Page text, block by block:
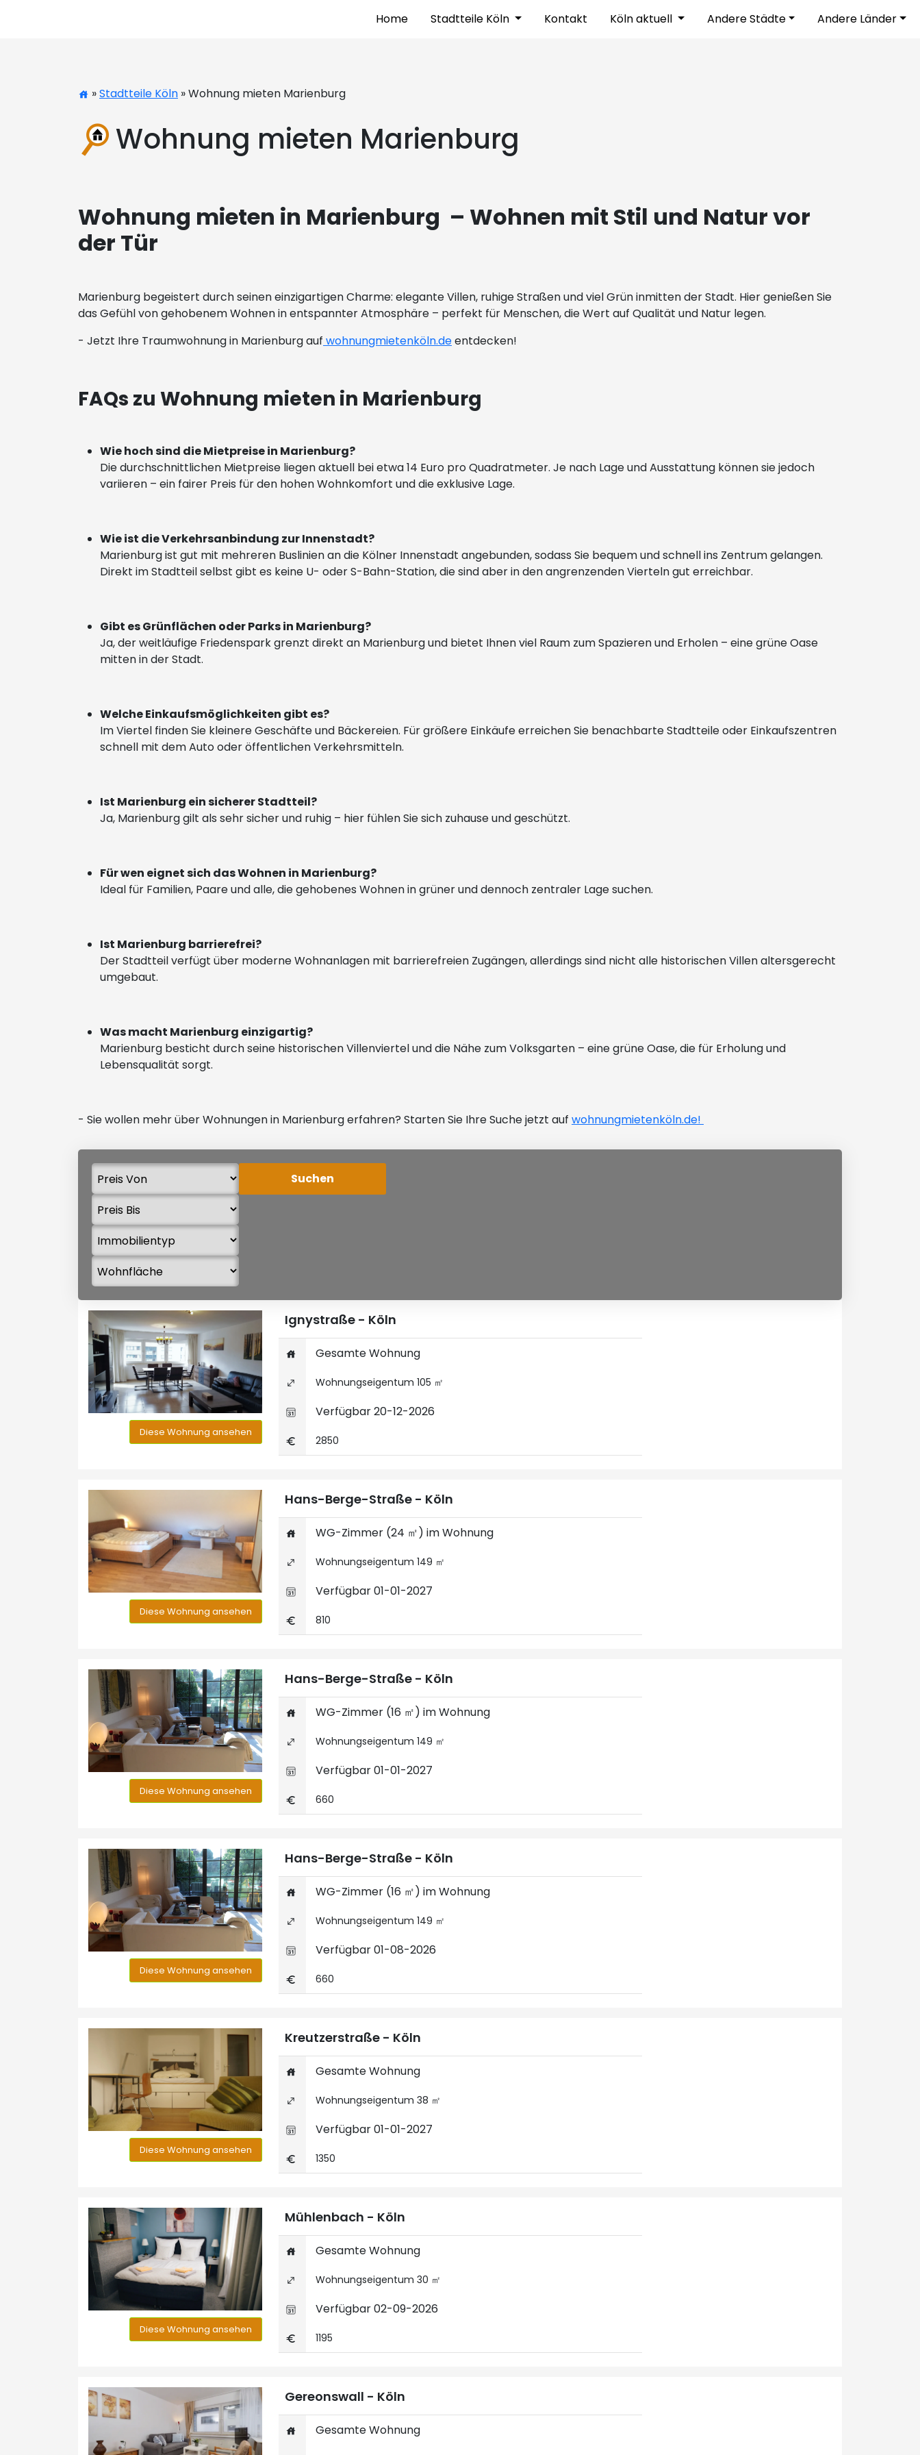
Home Stadtteile Köln Kontakt Köln aktuell Andere Städte Andere Länder
»Stadtteile Köln » Wohnung mieten Marienburg
Wohnung mieten Marienburg
Wohnung mieten in Marienburg – Wohnen mit Stil und Natur vor
der Tür
Marienburg begeistert durch seinen einzigartigen Charme: elegante Villen, ruhige Straßen und viel Grün inmitten der Stadt. Hier genießen Sie
das Gefühl von gehobenem Wohnen in entspannter Atmosphäre – perfekt für Menschen, die Wert auf Qualität und Natur legen.
- Jetzt Ihre Traumwohnung in Marienburg auf wohnungmietenköln.deentdecken!
FAQs zu Wohnung mieten in Marienburg
Wie hoch sind die Mietpreise in Marienburg?
Die durchschnittlichen Mietpreise liegen aktuell bei etwa 14 Euro pro Quadratmeter. Je nach Lage und Ausstattung können sie jedoch
variieren – ein fairer Preis für den hohen Wohnkomfort und die exklusive Lage.
Wie ist die Verkehrsanbindung zur Innenstadt?
Marienburg ist gut mit mehreren Buslinien an die Kölner Innenstadt angebunden, sodass Sie bequem und schnell ins Zentrum gelangen.
Direkt im Stadtteil selbst gibt es keine U- oder S-Bahn-Station, die sind aber in den angrenzenden Vierteln gut erreichbar.
Gibt es Grünflächen oder Parks in Marienburg?
Ja, der weitläufige Friedenspark grenzt direkt an Marienburg und bietet Ihnen viel Raum zum Spazieren und Erholen – eine grüne Oase
mitten in der Stadt.
Welche Einkaufsmöglichkeiten gibt es?
Im Viertel finden Sie kleinere Geschäfte und Bäckereien. Für größere Einkäufe erreichen Sie benachbarte Stadtteile oder Einkaufszentren
schnell mit dem Auto oder öffentlichen Verkehrsmitteln.
Ist Marienburg ein sicherer Stadtteil?
Ja, Marienburg gilt als sehr sicher und ruhig – hier fühlen Sie sich zuhause und geschützt.
Für wen eignet sich das Wohnen in Marienburg?
Ideal für Familien, Paare und alle, die gehobenes Wohnen in grüner und dennoch zentraler Lage suchen.
Ist Marienburg barrierefrei?
Der Stadtteil verfügt über moderne Wohnanlagen mit barrierefreien Zugängen, allerdings sind nicht alle historischen Villen altersgerecht
umgebaut.
Was macht Marienburg einzigartig?
Marienburg besticht durch seine historischen Villenviertel und die Nähe zum Volksgarten – eine grüne Oase, die für Erholung und
Lebensqualität sorgt.
- Sie wollen mehr über Wohnungen in Marienburg erfahren? Starten Sie Ihre Suche jetzt auf wohnungmietenköln.de!
Diese Wohnung ansehen
Ignystraße - Köln
Gesamte Wohnung
Wohnungseigentum 105 ㎡
Verfügbar 20-12-2026
2850
Diese Wohnung ansehen
Hans-Berge-Straße - Köln
WG-Zimmer (24 ㎡) im Wohnung
Wohnungseigentum 149 ㎡
Verfügbar 01-01-2027
810
Diese Wohnung ansehen
Hans-Berge-Straße - Köln
WG-Zimmer (16 ㎡) im Wohnung
Wohnungseigentum 149 ㎡
Verfügbar 01-01-2027
660
Diese Wohnung ansehen
Hans-Berge-Straße - Köln
WG-Zimmer (16 ㎡) im Wohnung
Wohnungseigentum 149 ㎡
Verfügbar 01-08-2026
660
Diese Wohnung ansehen
Kreutzerstraße - Köln
Gesamte Wohnung
Wohnungseigentum 38 ㎡
Verfügbar 01-01-2027
1350
Diese Wohnung ansehen
Mühlenbach - Köln
Gesamte Wohnung
Wohnungseigentum 30 ㎡
Verfügbar 02-09-2026
1195
Gereonswall - Köln
Gesamte Wohnung